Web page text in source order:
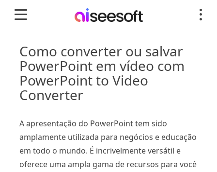
Como converter ou salvar
PowerPoint em vídeo com
PowerPoint to Video
Converter
A apresentação do PowerPoint tem sido
amplamente utilizada para negócios e educação
em todo o mundo. É incrivelmente versátil e
oferece uma ampla gama de recursos para você